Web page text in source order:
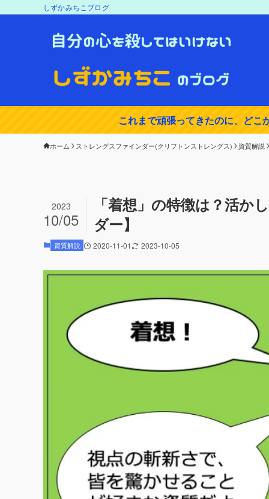
しずかみちこブログ
これまで頑張ってきたのに、どこ
ホーム ストレングスファインダー(クリフトンストレングス) 資質解説
「着想」の特徴は？活か
ダー】
2023
10/05
資質解説 2020-11-01 2023-10-05